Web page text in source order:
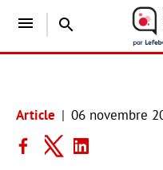
menu search
Article 06 novembre